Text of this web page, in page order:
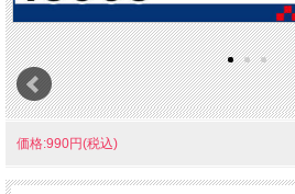
価格:990円(税込)